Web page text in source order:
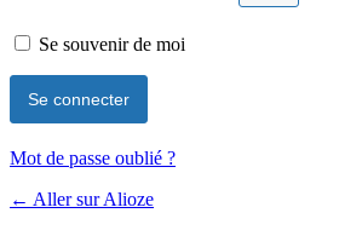
Se souvenir de moi
Mot de passe oublié ?
← Aller sur Alioze